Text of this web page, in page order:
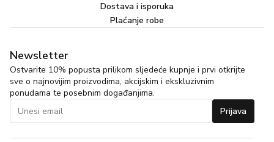
Dostava i isporuka
Plaćanje robe
Newsletter
Ostvarite 10% popusta prilikom sljedeće kupnje i prvi otkrijte
sve o najnovijim proizvodima, akcijskim i ekskluzivnim
ponudama te posebnim događanjima.
Prijava